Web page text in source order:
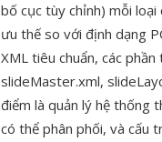
bố cục tùy chỉnh) mỗi
ưu thế so với định dạng
XML tiêu chuẩn, các
slideMaster.xml,
điểm là quản lý hệ thống
có thể phân phối, và cấu